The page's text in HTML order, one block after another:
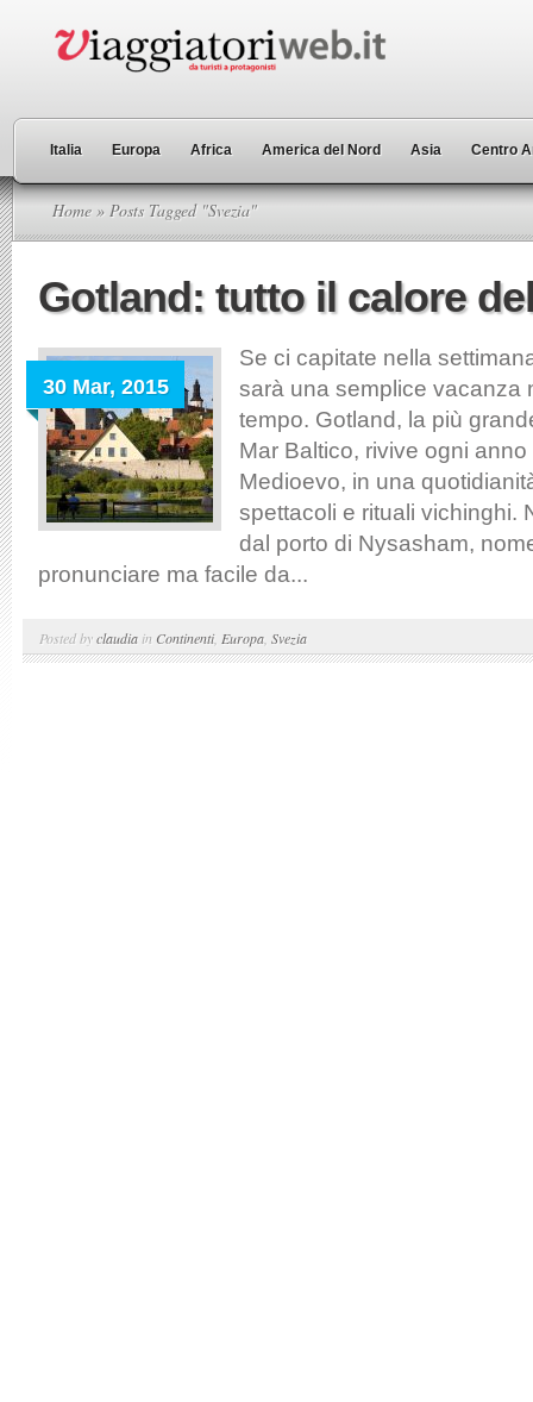
Italia Europa Africa America del Nord Asia Centro
Home » Posts Tagged "Svezia"
Gotland: tutto il calore
30 Mar, 2015
Se ci capitate nella
sarà una semplice vacanza
tempo. Gotland, la più
Mar Baltico, rivive ogni
Medioevo, in una
spettacoli e rituali vichinghi.
dal porto di Nysasham,
pronunciare ma facile da...
Posted byclaudia in Continenti, Europa Svezia